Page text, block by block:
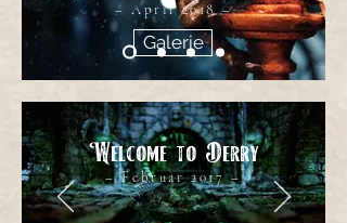
– April 2018 –
Galerie
Welcome to Derry
– Februar 2017 –